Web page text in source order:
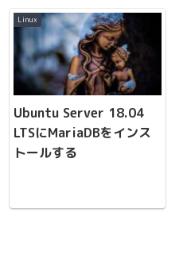
Linux
Ubuntu Server 18.04
LTSにMariaDBをインス
トールする